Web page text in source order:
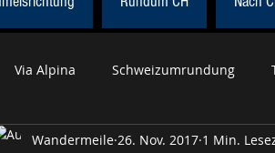
Via Alpina Schweizumrundung
Obwaldner Höhenweg
Wandermeile 26. Nov. 2017 1 Min.